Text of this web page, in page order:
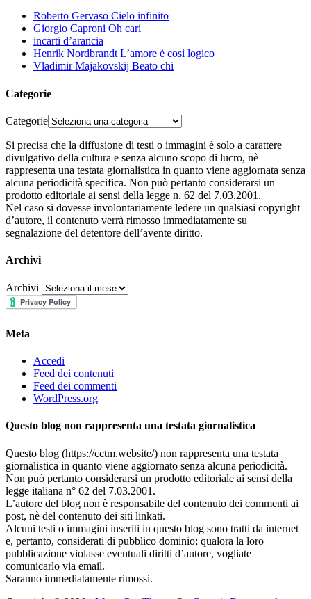
Roberto Gervaso Cielo infinito
Giorgio Caproni Oh cari
incarti d’arancia
Henrik Nordbrandt L’amore è così logico
Vladimir Majakovskij Beato chi
Categorie
Categorie
Si precisa che la diffusione di testi o immagini è solo a carattere
divulgativo della cultura e senza alcuno scopo di lucro, nè
rappresenta una testata giornalistica in quanto viene aggiornata senza
alcuna periodicità specifica. Non può pertanto considerarsi un
prodotto editoriale ai sensi della legge n. 62 del 7.03.2001.
Nel caso si dovesse involontariamente ledere un qualsiasi copyright
d’autore, il contenuto verrà rimosso immediatamente su
segnalazione del detentore dell’avente diritto.
Archivi
Archivi
Meta
Accedi
Feed dei contenuti
Feed dei commenti
WordPress.org
Questo blog non rappresenta una testata giornalistica
Questo blog (https://cctm.website/) non rappresenta una testata
giornalistica in quanto viene aggiornato senza alcuna periodicità.
Non può pertanto considerarsi un prodotto editoriale ai sensi della
legge italiana n° 62 del 7.03.2001.
L’autore del blog non è responsabile del contenuto dei commenti ai
post, nè del contenuto dei siti linkati.
Alcuni testi o immagini inseriti in questo blog sono tratti da internet
e, pertanto, considerati di pubblico dominio; qualora la loro
pubblicazione violasse eventuali diritti d’autore, vogliate
comunicarlo via email.
Saranno immediatamente rimossi.